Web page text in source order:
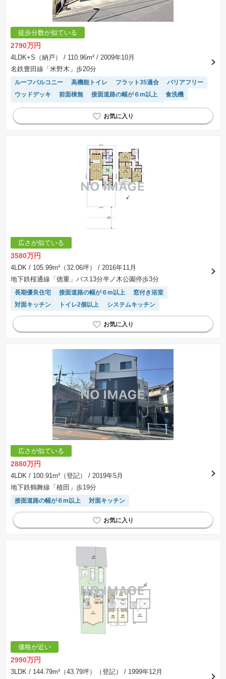
徒歩分数が似ている
2790万円
4LDK+S（納戸） / 110.96m² / 2009年10月
名鉄豊田線「米野木」歩20分
ルーフバルコニー 高機能トイレ フラット35適合
バリアフリー
ウッドデッキ
前面棟無 接面道路の幅が６m以上
食洗機
浴室乾燥機
窓付き浴室 ２面採光
対面キッチン
温水洗浄便座
閑静な住宅地 トイレ2個以上
広さが似ている
3580万円
4LDK / 105.99m²（32.06坪）
/ 2016年11月
地下鉄桜通線「徳重」バス13分半ノ木公園停歩3分
長期優良住宅 接面道路の幅が６m以上
窓付き浴室
対面キッチン
トイレ2個以上 システムキッチン
広さが似ている
2880万円
4LDK / 100.91m²（登記）
/ 2019年5月
地下鉄鶴舞線「植田」歩19分
接面道路の幅が６m以上 対面キッチン
価格が近い
2990万円
3LDK / 144.79m²（43.79坪）（登記）
/ 1999年12月